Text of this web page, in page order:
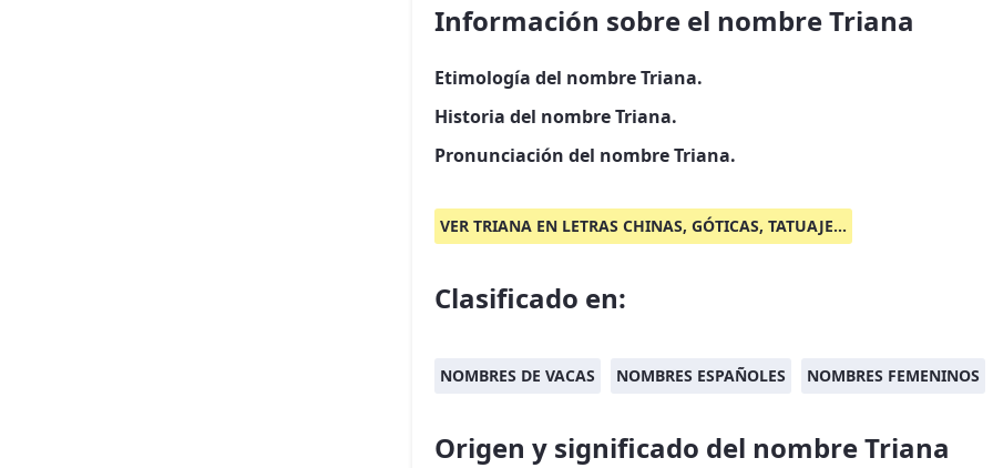
Información sobre el nombre Triana
Etimología del nombre Triana.
Historia del nombre Triana.
Pronunciación del nombre Triana.
VER TRIANA EN LETRAS CHINAS, GÓTICAS, TATUAJE...
Clasificado en:
NOMBRES DE VACAS NOMBRES ESPAÑOLES NOMBRES FEMENINOS
Origen y significado del nombre Triana